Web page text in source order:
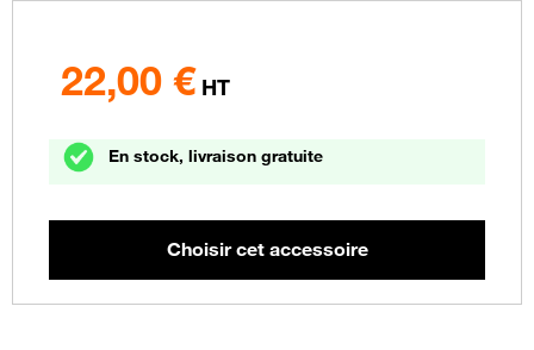
22,00 € HT
En stock, livraison gratuite